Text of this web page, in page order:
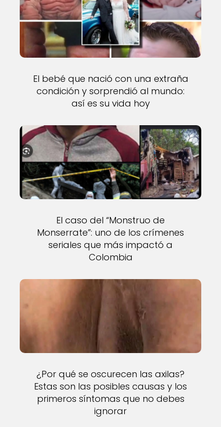
El bebé que nació con una extraña
condición y sorprendió al mundo:
así es su vida hoy
El caso del “Monstruo de
Monserrate”: uno de los crímenes
seriales que más impactó a
Colombia
¿Por qué se oscurecen las axilas?
Estas son las posibles causas y los
primeros síntomas que no debes
ignorar